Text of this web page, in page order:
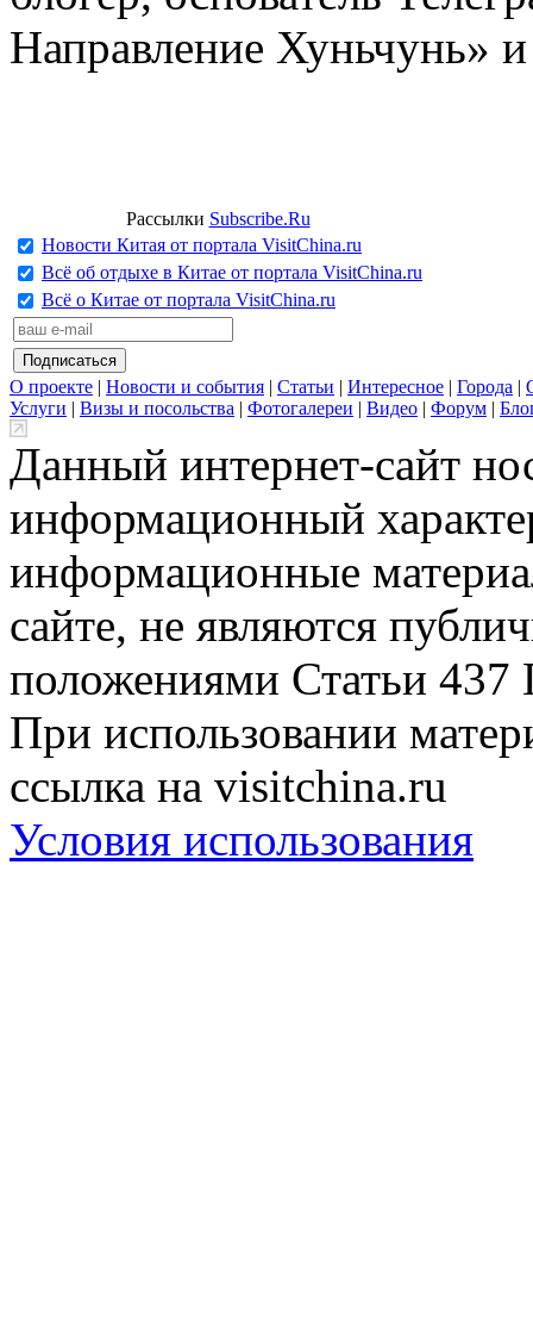
Направление Хуньчунь»
Рассылки Subscribe.Ru
Новости Китая от портала VisitChina.ru
Всё об отдыхе в Китае от портала VisitChina.ru
Всё о Китае от портала VisitChina.ru
О проекте | Новости и события | Статьи | Интересное | Города |
Услуги | Визы и посольства | Фотогалереи | Видео | Форум |
Данный интернет-сайт
информационный
информационные
сайте, не являются
положениями Статьи 437
При использовании
ссылка на visitchina.ru
Условия использования